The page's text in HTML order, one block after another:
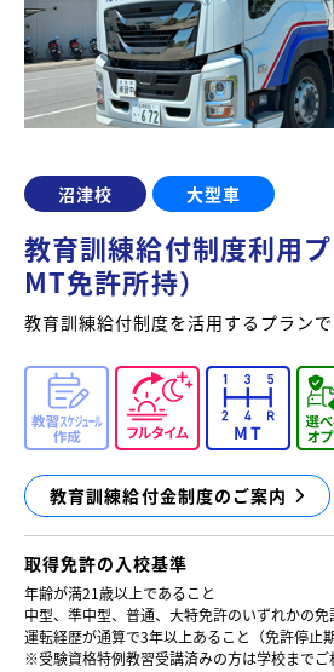
沼津校 大型車
教育訓練給付制度利用
MT免許所持）
教育訓練給付制度を活用するプランで
教育訓練給付金制度のご案内
取得免許の入校基準
年齢が満21歳以上であること
中型、準中型、普通、大特免許のいずれかの
運転経歴が通算で3年以上あること（免許停止
※受験資格特例教習受講済みの方は学校までご